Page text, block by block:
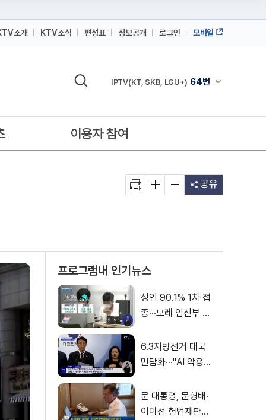
소개 KTV소식 편성표 정보공개 로그인 모바일
검색 채널안내 펼쳐
IPTV(KT, SKB, LGU+) 64번
IPTV(KT, SKB, LGU+)
이용자 참여
공유
프로그램내 인기뉴스
성인 90.1% 1차 접
종···모레 임신부 사
6.3지방선거 대국
민담화···"AI 악용
문 대통령, 문형배·
이미선 헌법재판관